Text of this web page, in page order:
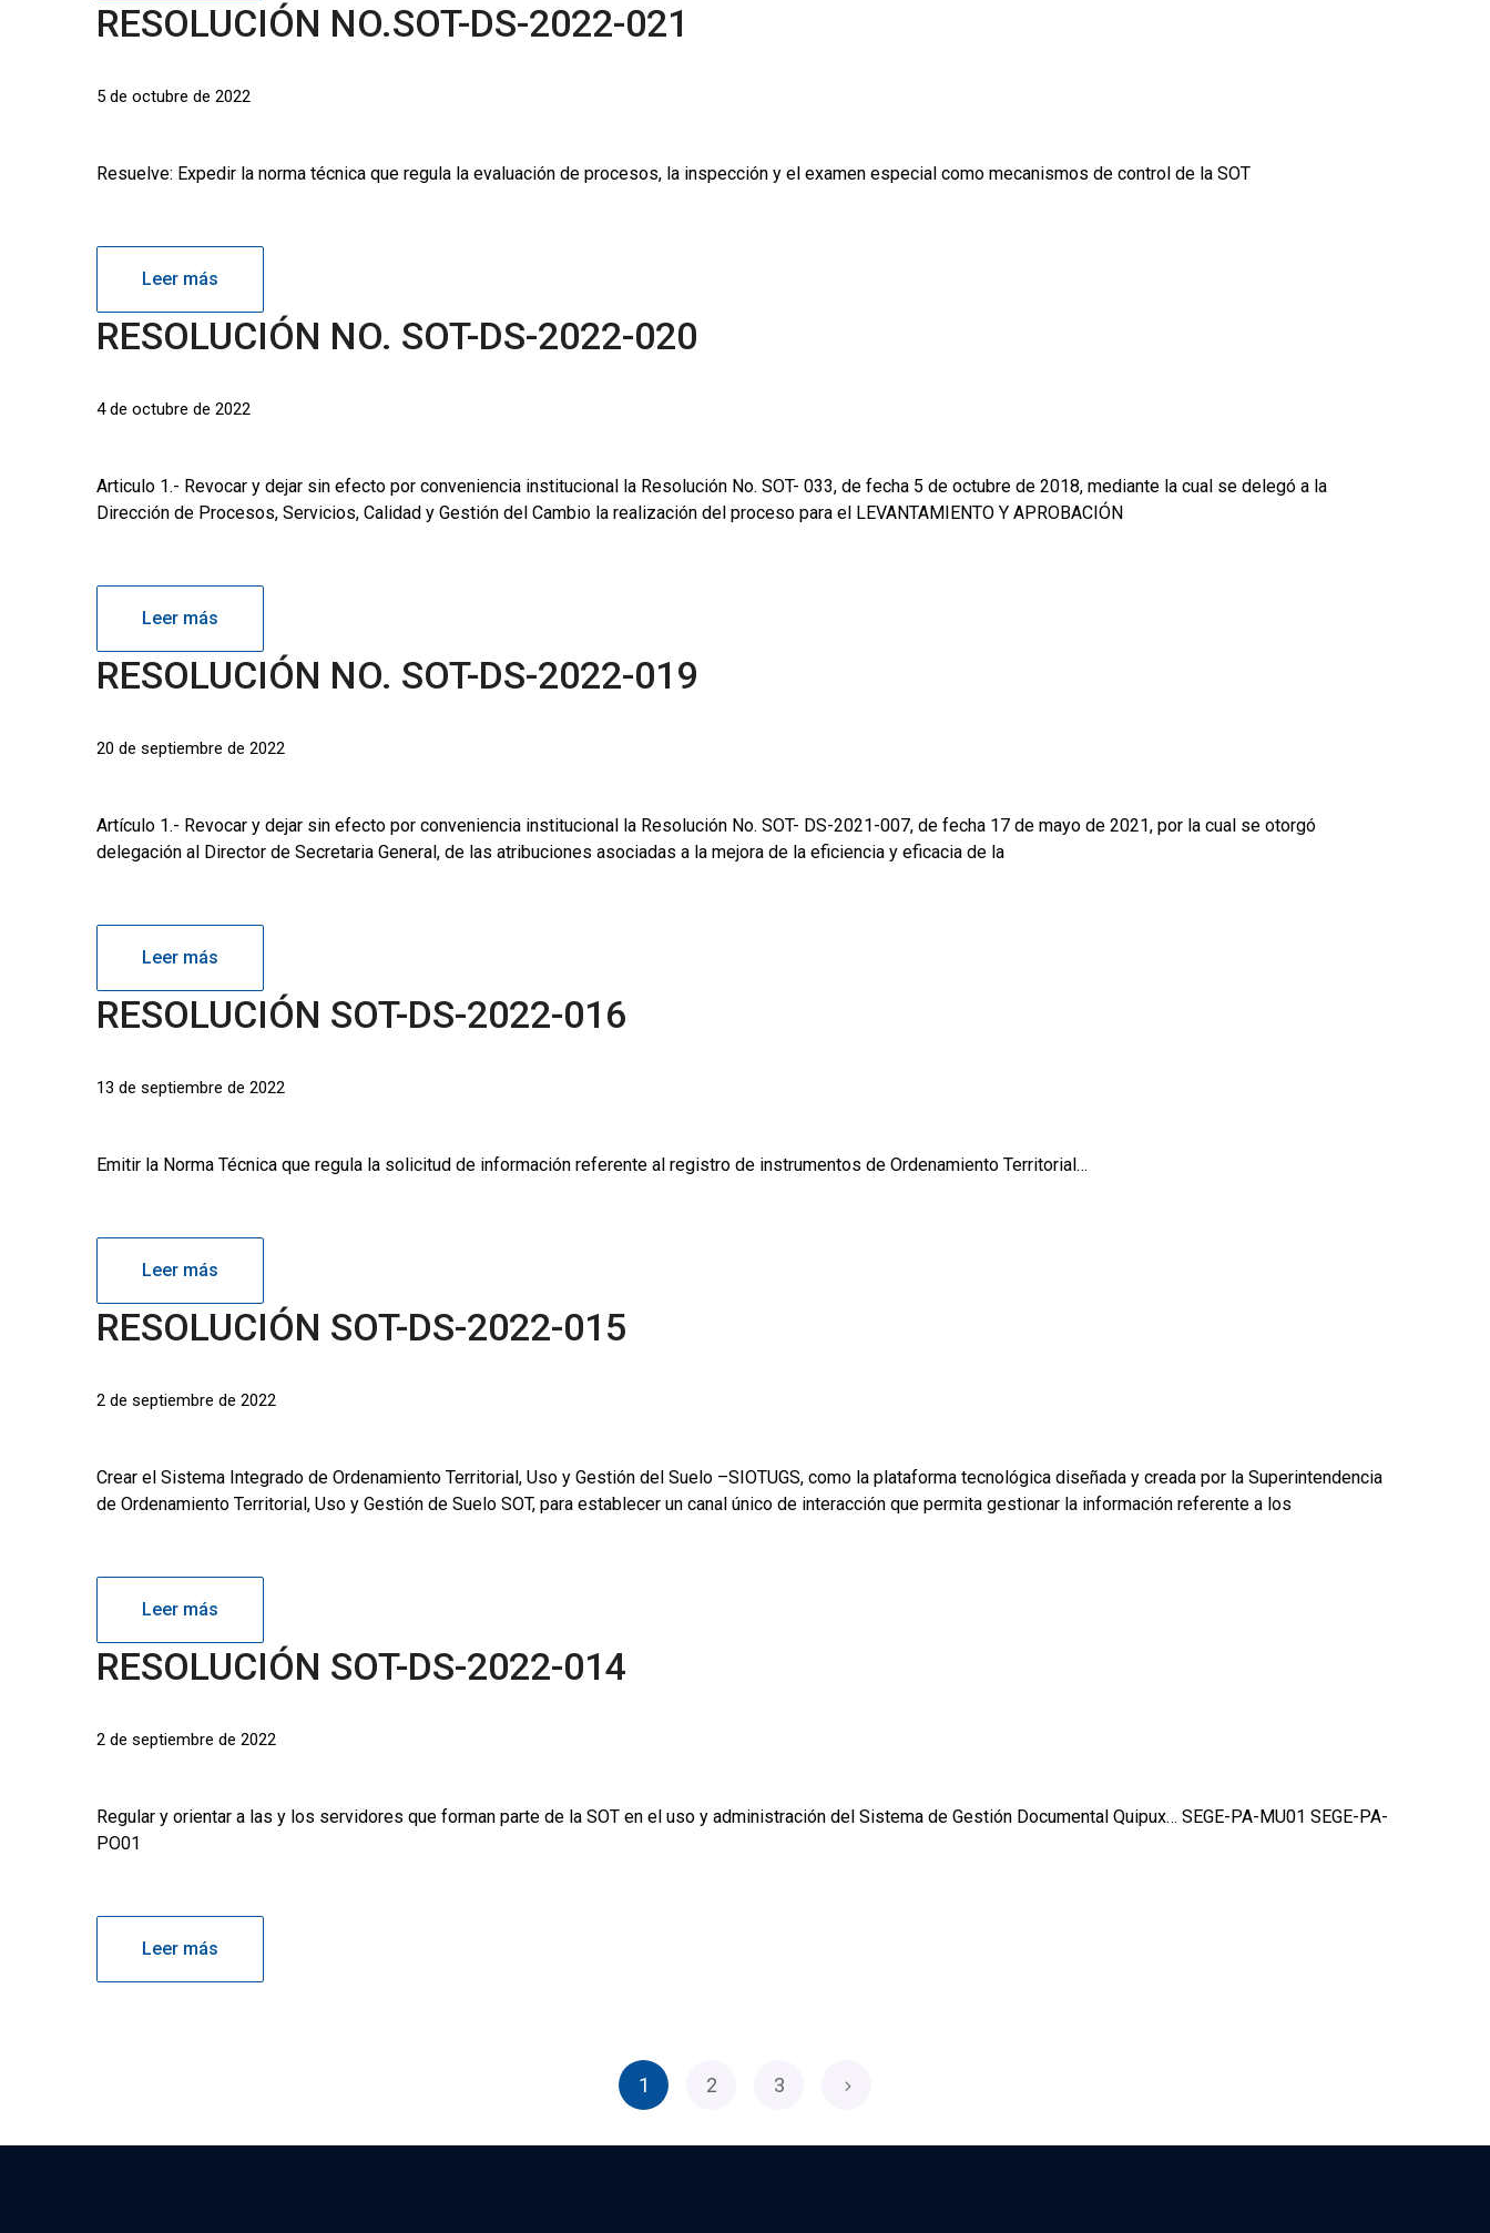
RESOLUCIÓN NO.SOT-DS-2022-021
5 de octubre de 2022
Resuelve: Expedir la norma técnica que regula la evaluación de procesos, la inspección y el examen especial como mecanismos de control de la SOT
Leer más
RESOLUCIÓN NO. SOT-DS-2022-020
4 de octubre de 2022
Articulo 1.- Revocar y dejar sin efecto por conveniencia institucional la Resolución No. SOT- 033, de fecha 5 de octubre de 2018, mediante la cual se delegó a la
Dirección de Procesos, Servicios, Calidad y Gestión del Cambio la realización del proceso para el LEVANTAMIENTO Y APROBACIÓN
Leer más
RESOLUCIÓN NO. SOT-DS-2022-019
20 de septiembre de 2022
Artículo 1.- Revocar y dejar sin efecto por conveniencia institucional la Resolución No. SOT- DS-2021-007, de fecha 17 de mayo de 2021, por la cual se otorgó
delegación al Director de Secretaria General, de las atribuciones asociadas a la mejora de la eficiencia y eficacia de la
Leer más
RESOLUCIÓN SOT-DS-2022-016
13 de septiembre de 2022
Emitir la Norma Técnica que regula la solicitud de información referente al registro de instrumentos de Ordenamiento Territorial…
Leer más
RESOLUCIÓN SOT-DS-2022-015
2 de septiembre de 2022
Crear el Sistema Integrado de Ordenamiento Territorial, Uso y Gestión del Suelo –SIOTUGS, como la plataforma tecnológica diseñada y creada por la Superintendencia
de Ordenamiento Territorial, Uso y Gestión de Suelo SOT, para establecer un canal único de interacción que permita gestionar la información referente a los
Leer más
RESOLUCIÓN SOT-DS-2022-014
2 de septiembre de 2022
Regular y orientar a las y los servidores que forman parte de la SOT en el uso y administración del Sistema de Gestión Documental Quipux… SEGE-PA-MU01 SEGE-PA-
PO01
Leer más
1 2 3